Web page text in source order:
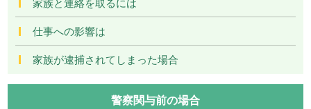
仕事への影響は
家族が逮捕されてしまった場合
警察関与前の場合